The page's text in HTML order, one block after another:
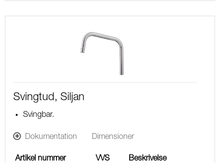
Svingtud, Siljan
Svingbar.
Dokumentation Dimensioner
Artikel nummer VVS Beskrivelse